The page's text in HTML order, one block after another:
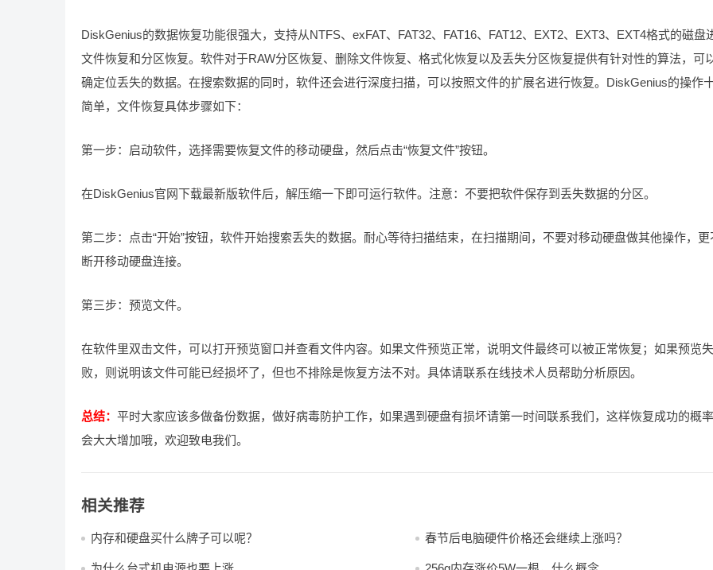
DiskGenius的数据恢复功能很强大，支持从NTFS、exFAT、FAT32、FAT16、FAT12、EXT2、EXT3、EXT4格式的磁盘
文件恢复和分区恢复。软件对于RAW分区恢复、删除文件恢复、格式化恢复以及丢失分区恢复提供有针对性的算法，可
确定位丢失的数据。在搜索数据的同时，软件还会进行深度扫描，可以按照文件的扩展名进行恢复。DiskGenius的操作
简单，文件恢复具体步骤如下：
第一步：启动软件，选择需要恢复文件的移动硬盘，然后点击“恢复文件”按钮。
在DiskGenius官网下载最新版软件后，解压缩一下即可运行软件。注意：不要把软件保存到丢失数据的分区。
第二步：点击“开始”按钮，软件开始搜索丢失的数据。耐心等待扫描结束，在扫描期间，不要对移动硬盘做其他操作，更
断开移动硬盘连接。
第三步：预览文件。
在软件里双击文件，可以打开预览窗口并查看文件内容。如果文件预览正常，说明文件最终可以被正常恢复；如果预览失
败，则说明该文件可能已经损坏了，但也不排除是恢复方法不对。具体请联系在线技术人员帮助分析原因。
总结： 平时大家应该多做备份数据，做好病毒防护工作，如果遇到硬盘有损坏请第一时间联系我们，这样恢复成功的概
会大大增加哦，欢迎致电我们。
相关推荐
内存和硬盘买什么牌子可以呢？ 春节后电脑硬件价格还会继续上涨吗？